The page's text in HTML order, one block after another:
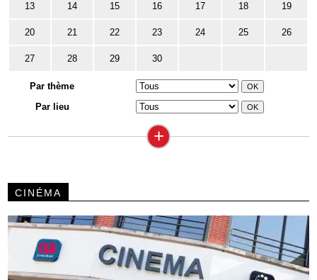
13 14 15 16 17 18 19
20 21 22 23 24 25 26
27 28 29 30
Par thème
Par lieu
+
CINÉMA